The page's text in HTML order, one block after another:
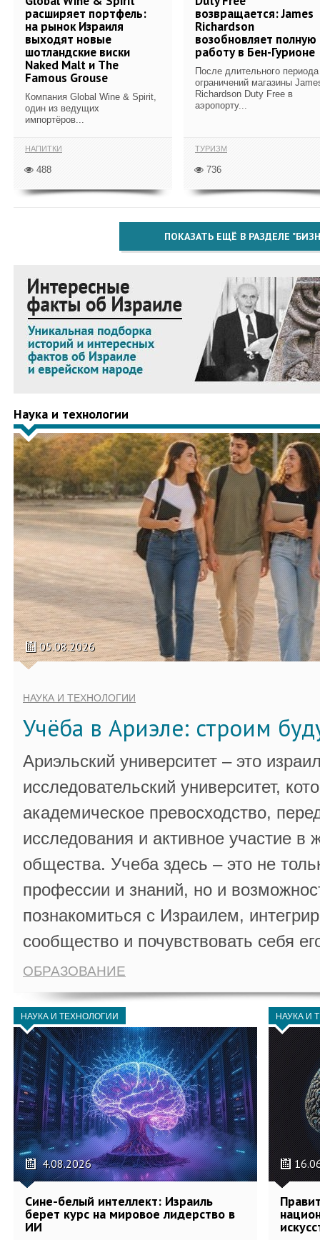
расширяет портфель:
на рынок Израиля
выходят новые
шотландские виски
Naked Malt и The
Famous Grouse
Компания Global Wine & Spirit,
один из ведущих
импортёров...
НАПИТКИ
488
возвращается: James
Richardson
возобновляет полную
работу в Бен-Гурионе
После длительного периода
ограничений магазины
Richardson Duty Free в
аэропорту...
ТУРИЗМ
736
ПОКАЗАТЬ ЕЩЁ В РАЗДЕЛЕ
Наука и технологии
05.08.2026
НАУКА И ТЕХНОЛОГИИ
Учёба в Ариэле: строим
Ариэльский университет – это
исследовательский университет,
академическое превосходство,
исследования и активное участие в
общества. Учеба здесь – это не
профессии и знаний, но и
познакомиться с Израилем,
сообщество и почувствовать себя
ОБРАЗОВАНИЕ
НАУКА И ТЕХНОЛОГИИ
4.08.2026
Сине-белый интеллект: Израиль
берет курс на мировое лидерство в
ИИ
НАУКА И